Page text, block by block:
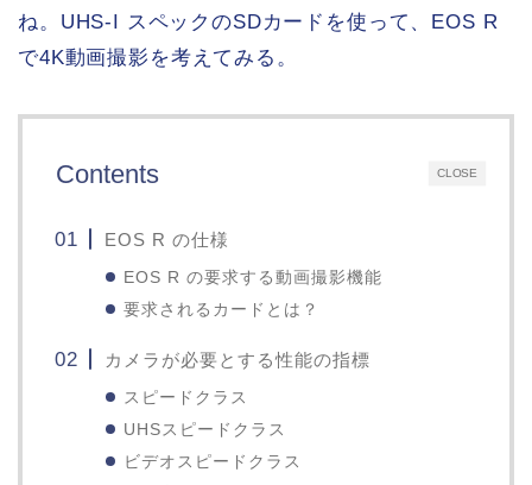
ね。UHS-I スペックのSDカードを使って、EOS R
で4K動画撮影を考えてみる。
CLOSE
Contents
EOS R の仕様
EOS R の要求する動画撮影機能
要求されるカードとは？
カメラが必要とする性能の指標
スピードクラス
UHSスピードクラス
ビデオスピードクラス